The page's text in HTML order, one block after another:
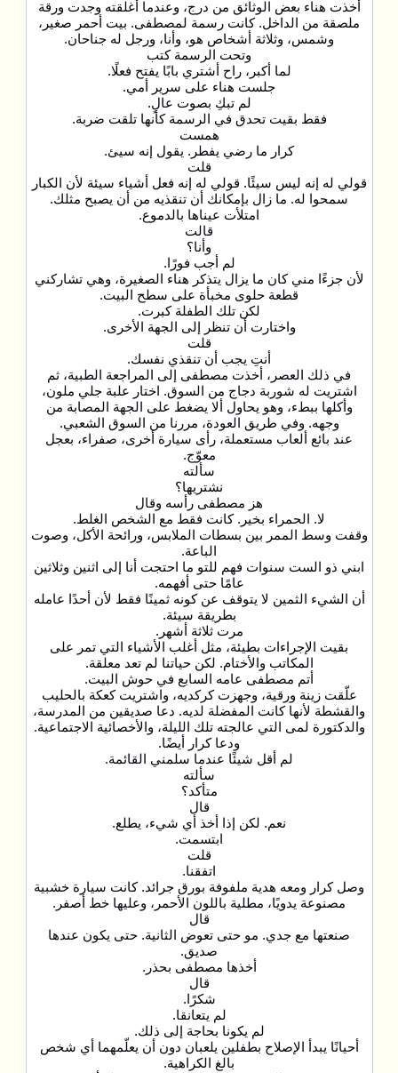
أخذت هناء بعض الوثائق من درج، وعندما أغلقته وجدت ورقة
ملصقة من الداخل. كانت رسمة لمصطفى. بيت أحمر صغير،
وشمس، وثلاثة أشخاص هو، وأنا، ورجل له جناحان.
وتحت الرسمة كتب
لما أكبر، راح أشتري بابًا يفتح فعلًا.
جلست هناء على سرير أمي.
لم تبكِ بصوت عالٍ.
فقط بقيت تحدق في الرسمة كأنها تلقت ضربة.
همست
كرار ما رضي يفطر. يقول إنه سيئ.
قلت
قولي له إنه ليس سيئًا. قولي له إنه فعل أشياء سيئة لأن الكبار
سمحوا له. ما زال بإمكانك أن تنقذيه من أن يصبح مثلك.
امتلأت عيناها بالدموع.
قالت
وأنا؟
لم أجب فورًا.
لأن جزءًا مني كان ما يزال يتذكر هناء الصغيرة، وهي تشاركني
قطعة حلوى مخبأة على سطح البيت.
لكن تلك الطفلة كبرت.
واختارت أن تنظر إلى الجهة الأخرى.
قلت
أنتِ يجب أن تنقذي نفسك.
في ذلك العصر، أخذت مصطفى إلى المراجعة الطبية، ثم
اشتريت له شوربة دجاج من السوق. اختار علبة جلي ملون،
وأكلها ببطء، وهو يحاول ألا يضغط على الجهة المصابة من
وجهه. وفي طريق العودة، مررنا من السوق الشعبي.
عند بائع ألعاب مستعملة، رأى سيارة أخرى، صفراء، بعجل
معوّج.
سألته
نشتريها؟
هز مصطفى رأسه وقال
لا. الحمراء بخير. كانت فقط مع الشخص الغلط.
وقفت وسط الممر بين بسطات الملابس، ورائحة الأكل، وصوت
الباعة.
ابني ذو الست سنوات فهم للتو ما احتجت أنا إلى اثنين وثلاثين
عامًا حتى أفهمه.
أن الشيء الثمين لا يتوقف عن كونه ثمينًا فقط لأن أحدًا عامله
بطريقة سيئة.
مرت ثلاثة أشهر.
بقيت الإجراءات بطيئة، مثل أغلب الأشياء التي تمر على
المكاتب والأختام. لكن حياتنا لم تعد معلقة.
أتم مصطفى عامه السابع في حوش البيت.
علّقت زينة ورقية، وجهزت كركديه، واشتريت كعكة بالحليب
والقشطة لأنها كانت المفضلة لديه. دعا صديقين من المدرسة،
والدكتورة لمى التي عالجته تلك الليلة، والأخصائية الاجتماعية.
ودعا كرار أيضًا.
لم أقل شيئًا عندما سلمني القائمة.
سألته
متأكد؟
قال
نعم. لكن إذا أخذ أي شيء، يطلع.
ابتسمت.
قلت
اتفقنا.
وصل كرار ومعه هدية ملفوفة بورق جرائد. كانت سيارة خشبية
مصنوعة يدويًا، مطلية باللون الأحمر، وعليها خط أصفر.
قال
صنعتها مع جدي. مو حتى تعوض الثانية. حتى يكون عندها
صديق.
أخذها مصطفى بحذر.
قال
شكرًا.
لم يتعانقا.
لم يكونا بحاجة إلى ذلك.
أحيانًا يبدأ الإصلاح بطفلين يلعبان دون أن يعلّمهما أي شخص
بالغ الكراهية.